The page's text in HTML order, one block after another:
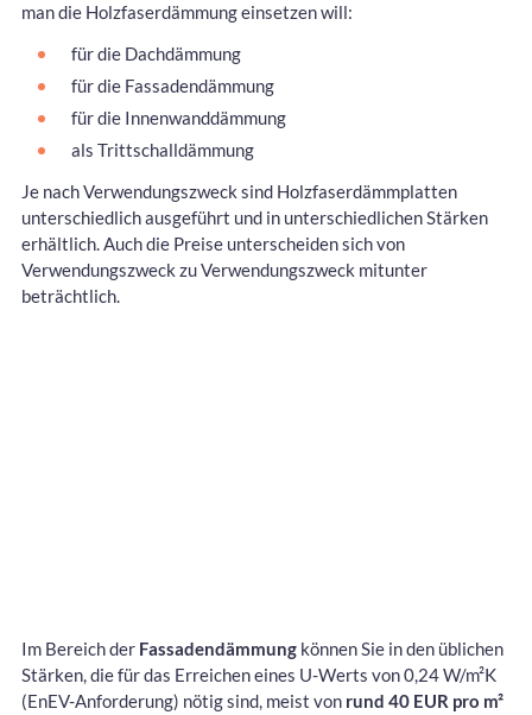
man die Holzfaserdämmung einsetzen will:
für die Dachdämmung
für die Fassadendämmung
für die Innenwanddämmung
als Trittschalldämmung
Je nach Verwendungszweck sind Holzfaserdämmplatten
unterschiedlich ausgeführt und in unterschiedlichen Stärken
erhältlich. Auch die Preise unterscheiden sich von
Verwendungszweck zu Verwendungszweck mitunter
beträchtlich.
Im Bereich der Fassadendämmung können Sie in den üblichen
Stärken, die für das Erreichen eines U-Werts von 0,24 W/m²K
(EnEV-Anforderung) nötig sind, meist von rund 40 EUR pro m²